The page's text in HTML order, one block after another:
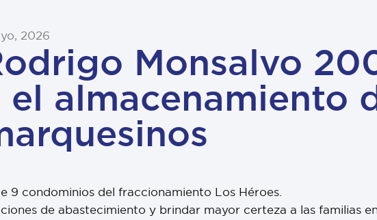
2026
Monsalvo
almacenamiento
9 condominios del fraccionamiento Los Héroes.
de abastecimiento y brindar mayor certeza a las familias